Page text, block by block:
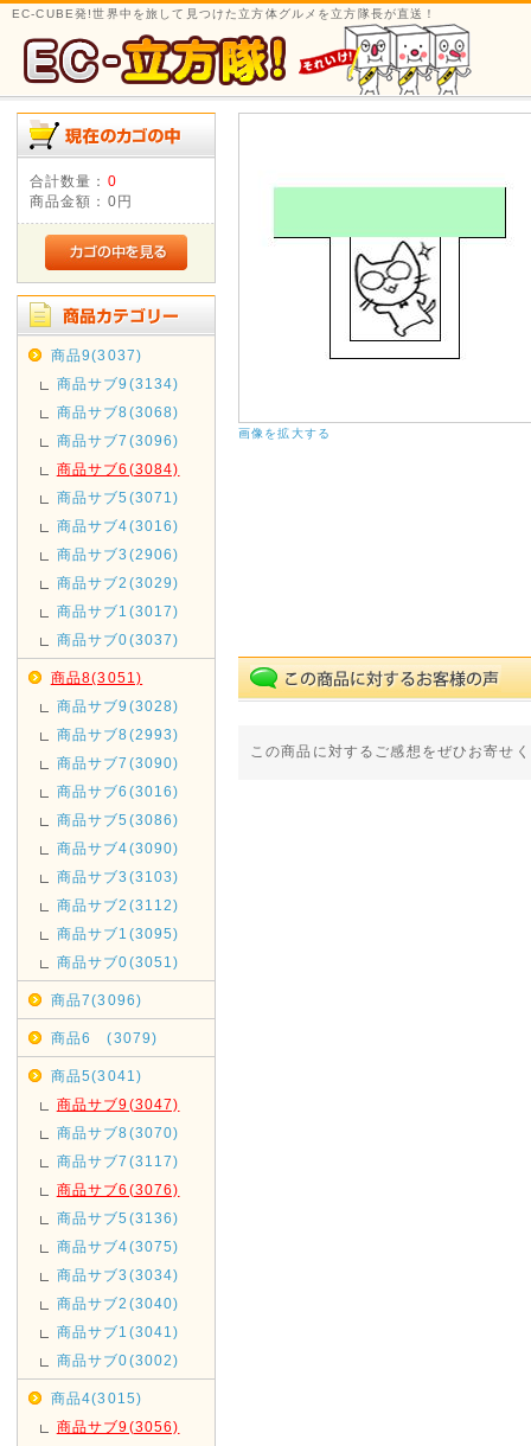
EC-CUBE発!世界中を旅して見つけた立方体グルメを立方隊長が直送！
合計数量： 0
商品金額： 0円
商品9(3037)
商品サブ9(3134)
商品サブ8(3068)
商品サブ7(3096)
商品サブ6(3084)
商品サブ5(3071)
商品サブ4(3016)
商品サブ3(2906)
商品サブ2(3029)
商品サブ1(3017)
商品サブ0(3037)
商品8(3051)
商品サブ9(3028)
商品サブ8(2993)
商品サブ7(3090)
商品サブ6(3016)
商品サブ5(3086)
商品サブ4(3090)
商品サブ3(3103)
商品サブ2(3112)
商品サブ1(3095)
商品サブ0(3051)
商品7(3096)
商品6 (3079)
商品5(3041)
商品サブ9(3047)
商品サブ8(3070)
商品サブ7(3117)
商品サブ6(3076)
商品サブ5(3136)
商品サブ4(3075)
商品サブ3(3034)
商品サブ2(3040)
商品サブ1(3041)
商品サブ0(3002)
商品4(3015)
商品サブ9(3056)
画像を拡大する
この商品に対するご感想をぜひお寄せ